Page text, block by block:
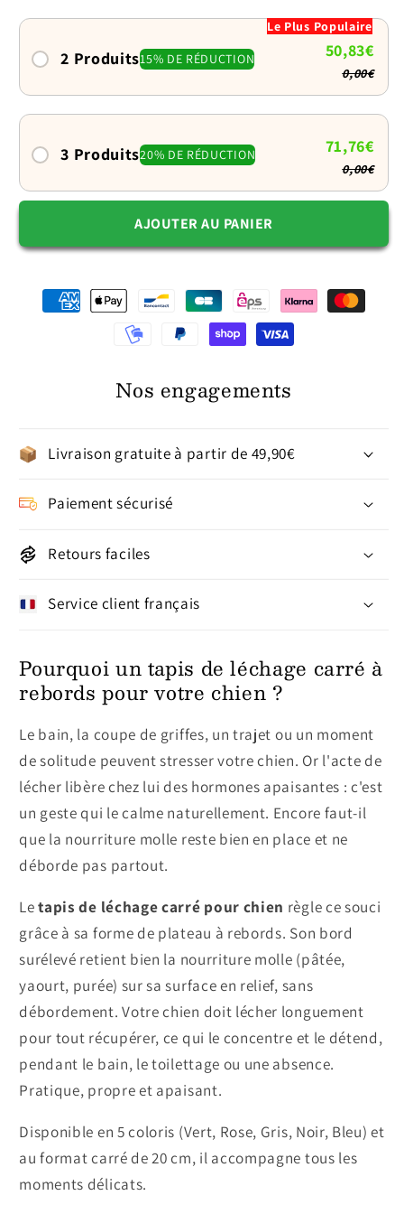
carré
chien
Il
il
se
détend
carré
chien
Il
il
se
détend
2 Produits15% DE RÉDUCTION
Le Plus Populaire
50,83€
0,00€
3 Produits20% DE RÉDUCTION 71,76€
0,00€
AJOUTER AU PANIER
Nos engagements
Livraison gratuite à partir de 49,90€
Paiement sécurisé
Retours faciles
Service client français
Pourquoi un tapis de léchage carré à
rebords pour votre chien ?
Le bain, la coupe de griffes, un trajet ou un moment
de solitude peuvent stresser votre chien. Or l'acte de
lécher libère chez lui des hormones apaisantes : c'est
un geste qui le calme naturellement. Encore faut-il
que la nourriture molle reste bien en place et ne
déborde pas partout.
Letapis de léchage carré pour chien règle ce souci
grâce à sa forme de plateau à rebords. Son bord
surélevé retient bien la nourriture molle (pâtée,
yaourt, purée) sur sa surface en relief, sans
débordement. Votre chien doit lécher longuement
pour tout récupérer, ce qui le concentre et le détend,
pendant le bain, le toilettage ou une absence.
Pratique, propre et apaisant.
Disponible en 5 coloris (Vert, Rose, Gris, Noir, Bleu) et
au format carré de 20 cm, il accompagne tous les
moments délicats.